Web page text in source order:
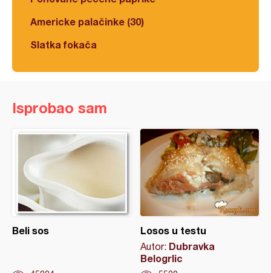
Americke palačinke (30)
Slatka fokača
Isprobao sam
Beli sos Losos u testu
Autor: Dubravka
Belogrlic